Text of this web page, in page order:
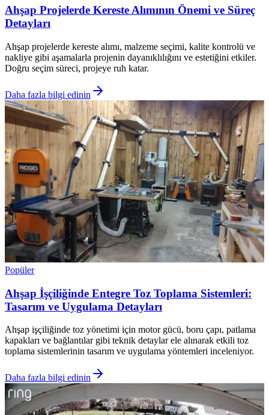
Ahşap Projelerde Kereste Alımının Önemi ve Süreç
Detayları
Ahşap projelerde kereste alımı, malzeme seçimi, kalite kontrolü ve
nakliye gibi aşamalarla projenin dayanıklılığını ve estetiğini etkiler.
Doğru seçim süreci, projeye ruh katar.
Daha fazla bilgi edinin
Popüler
Ahşap İşçiliğinde Entegre Toz Toplama Sistemleri:
Tasarım ve Uygulama Detayları
Ahşap işçiliğinde toz yönetimi için motor gücü, boru çapı, patlama
kapakları ve bağlantılar gibi teknik detaylar ele alınarak etkili toz
toplama sistemlerinin tasarım ve uygulama yöntemleri inceleniyor.
Daha fazla bilgi edinin